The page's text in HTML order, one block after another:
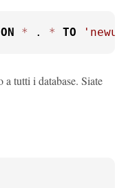
ON * . * TO
a tutti i database. Siate